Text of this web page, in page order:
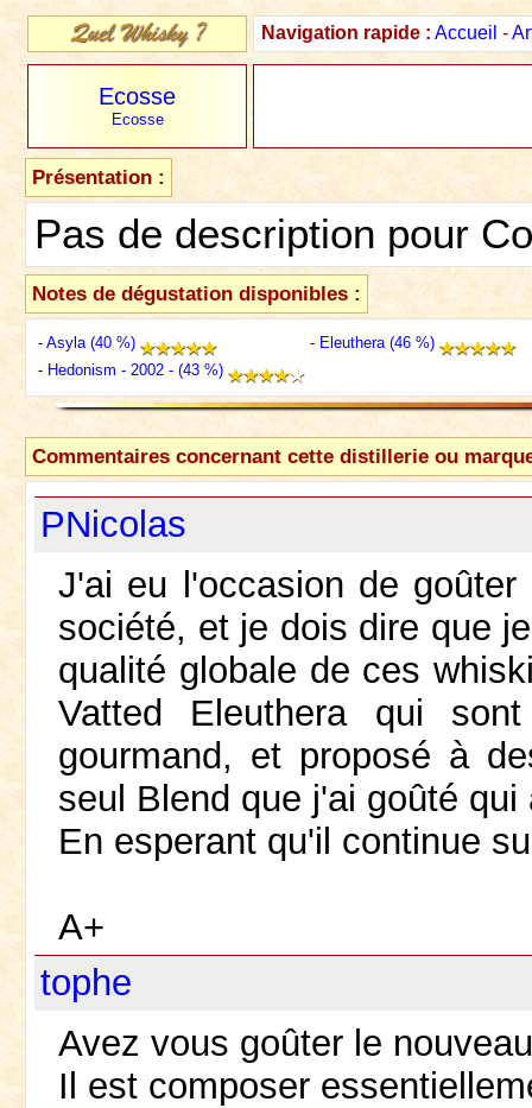
Navigation rapide : Accueil -
Ecosse
Ecosse
Présentation :
Pas de description pour
Notes de dégustation disponibles :
- Asyla (40 %) - Eleuthera (46 %)
- Hedonism - 2002 - (43 %)
Commentaires concernant cette distillerie ou
PNicolas
J'ai eu l'occasion de
société, et je dois dire que
qualité globale de ces
Vatted Eleuthera qui
gourmand, et proposé à
seul Blend que j'ai goûté
En esperant qu'il continue
A+
tophe
Avez vous goûter le
Il est composer